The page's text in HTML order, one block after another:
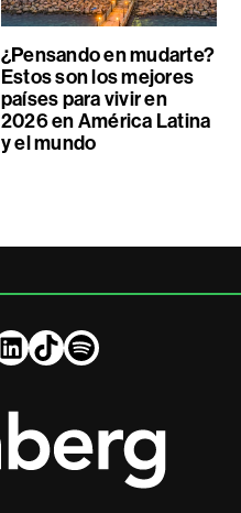
¿Pensando en mudarte?
Estos son los mejores
países para vivir en
2026 en América Latina
y el mundo